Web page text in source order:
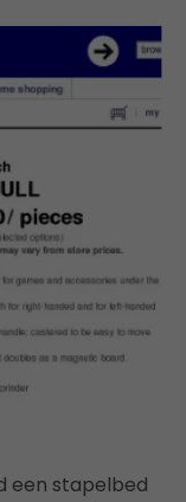
een stapelbed